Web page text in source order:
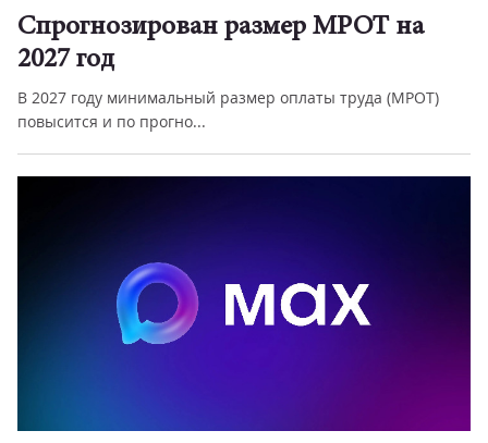
Спрогнозирован размер МРОТ на
2027 год
В 2027 году минимальный размер оплаты труда (МРОТ)
повысится и по прогно...